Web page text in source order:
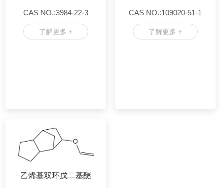
CAS NO.:3984-22-3
了解更多 +
CAS NO.:109020-51-1
了解更多 +
乙烯基双环戊二基醚